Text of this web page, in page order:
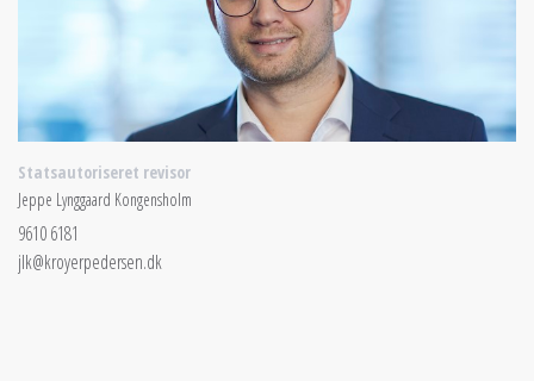
Statsautoriseret revisor
Jeppe Lynggaard Kongensholm
9610 6181
jlk@kroyerpedersen.dk